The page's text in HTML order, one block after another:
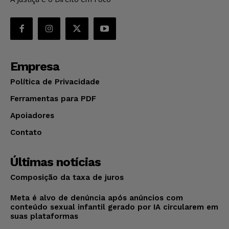
Empresa
Política de Privacidade
Ferramentas para PDF
Apoiadores
Contato
Últimas notícias
Composição da taxa de juros
Meta é alvo de denúncia após anúncios com
conteúdo sexual infantil gerado por IA circularem em
suas plataformas